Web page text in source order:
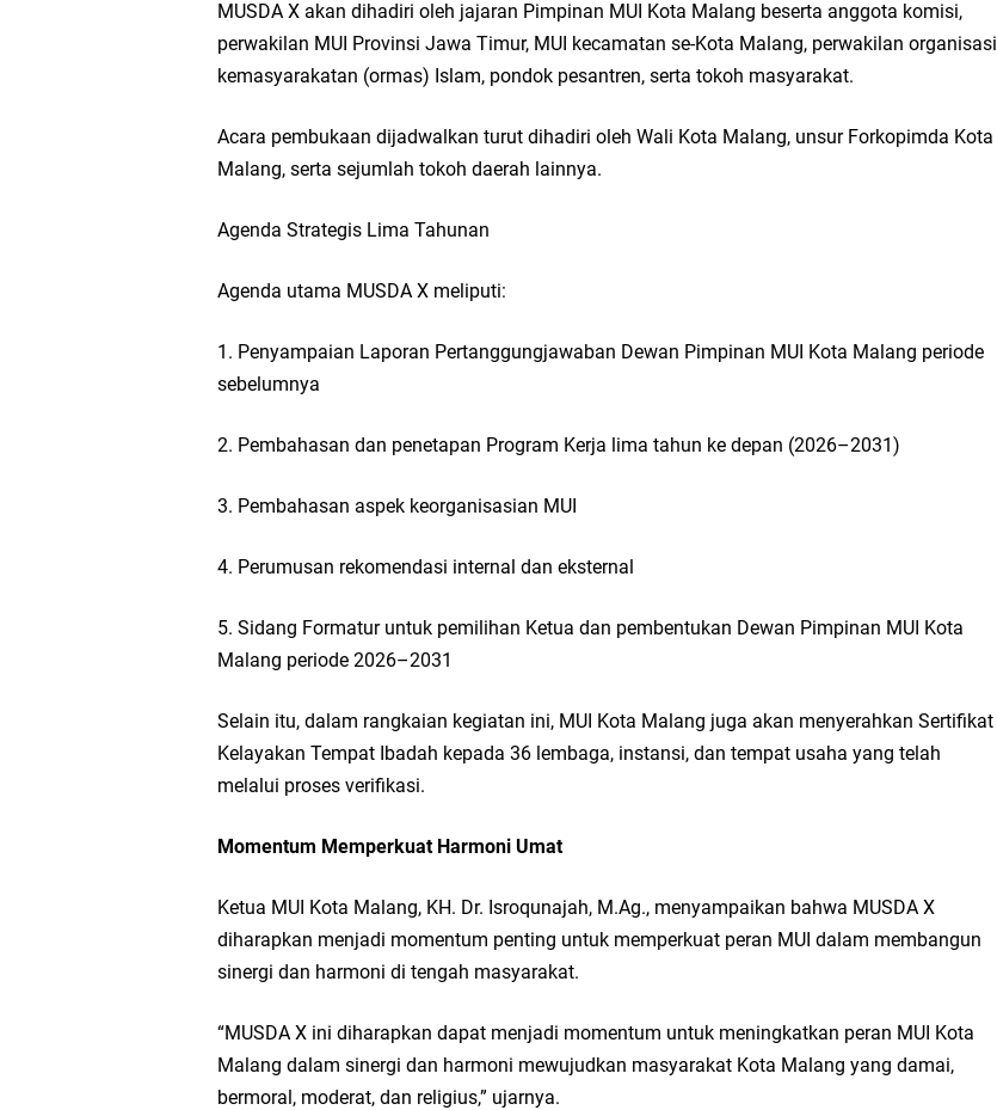
MUSDA X akan dihadiri oleh jajaran Pimpinan MUI Kota Malang beserta anggota komisi,
perwakilan MUI Provinsi Jawa Timur, MUI kecamatan se-Kota Malang, perwakilan organisasi
kemasyarakatan (ormas) Islam, pondok pesantren, serta tokoh masyarakat.
Acara pembukaan dijadwalkan turut dihadiri oleh Wali Kota Malang, unsur Forkopimda Kota
Malang, serta sejumlah tokoh daerah lainnya.
Agenda Strategis Lima Tahunan
Agenda utama MUSDA X meliputi:
1. Penyampaian Laporan Pertanggungjawaban Dewan Pimpinan MUI Kota Malang periode
sebelumnya
2. Pembahasan dan penetapan Program Kerja lima tahun ke depan (2026–2031)
3. Pembahasan aspek keorganisasian MUI
4. Perumusan rekomendasi internal dan eksternal
5. Sidang Formatur untuk pemilihan Ketua dan pembentukan Dewan Pimpinan MUI Kota
Malang periode 2026–2031
Selain itu, dalam rangkaian kegiatan ini, MUI Kota Malang juga akan menyerahkan Sertifikat
Kelayakan Tempat Ibadah kepada 36 lembaga, instansi, dan tempat usaha yang telah
melalui proses verifikasi.
Momentum Memperkuat Harmoni Umat
Ketua MUI Kota Malang, KH. Dr. Isroqunajah, M.Ag., menyampaikan bahwa MUSDA X
diharapkan menjadi momentum penting untuk memperkuat peran MUI dalam membangun
sinergi dan harmoni di tengah masyarakat.
“MUSDA X ini diharapkan dapat menjadi momentum untuk meningkatkan peran MUI Kota
Malang dalam sinergi dan harmoni mewujudkan masyarakat Kota Malang yang damai,
bermoral, moderat, dan religius,” ujarnya.